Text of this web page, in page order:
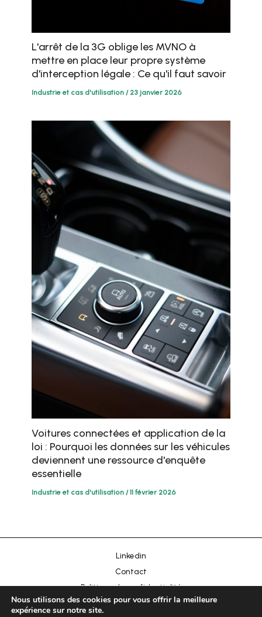
L'arrêt de la 3G oblige les MVNO à
mettre en place leur propre système
d'interception légale : Ce qu'il faut savoir
Industrie et cas d'utilisation / 23 janvier 2026
Voitures connectées et application de la
loi : Pourquoi les données sur les véhicules
deviennent une ressource d'enquête
essentielle
Industrie et cas d'utilisation /11 février 2026
Linkedin
Contact
Politique de confidentialité
Impression
Nous utilisons des cookies pour vous offrir la meilleure
expérience sur notre site.
Arabic
Italian
Portuguese
Chinese